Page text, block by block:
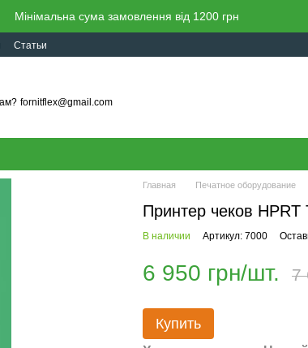
Мінімальна сума замовлення від 1200 грн
Статьи
fornitflex@gmail.com
Главная Печатное оборудование
Принтер чеков
В наличии Артикул: 7000
6 950 грн/шт. 7
Купить